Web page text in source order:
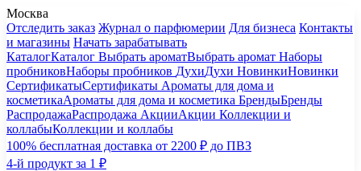
Москва
Отследить заказ Журнал о парфюмерии Для бизнеса Контакты
и магазины Начать зарабатывать
КаталогКаталог Выбрать ароматВыбрать аромат Наборы
пробниковНаборы пробников ДухиДухи НовинкиНовинки
СертификатыСертификаты Ароматы для дома и
косметикаАроматы для дома и косметика БрендыБренды
РаспродажаРаспродажа АкцииАкции Коллекции и
коллабыКоллекции и коллабы
100% бесплатная доставка от 2200 ₽ до ПВЗ
4-й продукт за 1 ₽